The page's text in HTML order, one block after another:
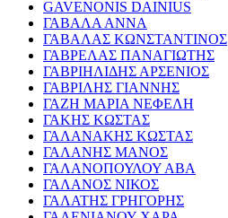
GAVENONIS DAINIUS
ΓΑΒΑΛΑ ΑΝΝΑ
ΓΑΒΑΛΑΣ ΚΩΝΣΤΑΝΤΙΝΟΣ
ΓΑΒΡΕΛΑΣ ΠΑΝΑΓΙΩΤΗΣ
ΓΑΒΡΙΗΛΙΔΗΣ ΑΡΣΕΝΙΟΣ
ΓΑΒΡΙΛΗΣ ΓΙΑΝΝΗΣ
ΓΑΖΗ ΜΑΡΙΑ ΝΕΦΕΛΗ
ΓΑΚΗΣ ΚΩΣΤΑΣ
ΓΑΛΑΝΑΚΗΣ ΚΩΣΤΑΣ
ΓΑΛΑΝΗΣ ΜΑΝΟΣ
ΓΑΛΑΝΟΠΟΥΛΟΥ ΑΒΑ
ΓΑΛΑΝΟΣ ΝΙΚΟΣ
ΓΑΛΑΤΗΣ ΓΡΗΓΟΡΗΣ